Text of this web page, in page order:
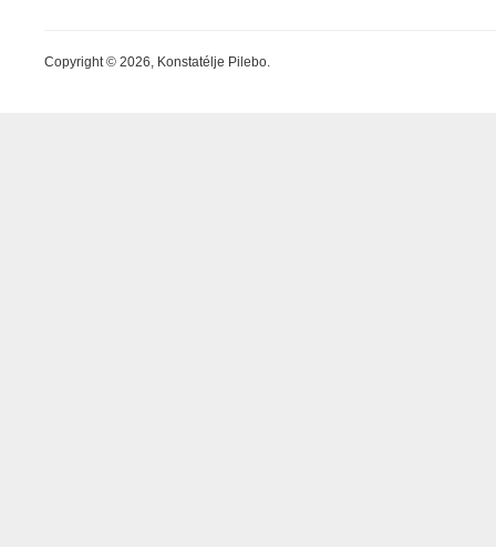
Copyright © 2026, Konstatélje Pilebo.